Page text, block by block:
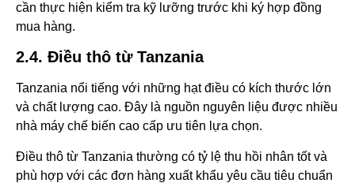
cần thực hiện kiểm tra kỹ lưỡng trước khi ký hợp đồng
mua hàng.
2.4. Điều thô từ Tanzania
Tanzania nổi tiếng với những hạt điều có kích thước lớn
và chất lượng cao. Đây là nguồn nguyên liệu được nhiều
nhà máy chế biến cao cấp ưu tiên lựa chọn.
Điều thô từ Tanzania thường có tỷ lệ thu hồi nhân tốt và
phù hợp với các đơn hàng xuất khẩu yêu cầu tiêu chuẩn